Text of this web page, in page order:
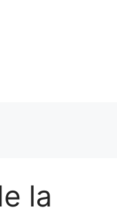
la